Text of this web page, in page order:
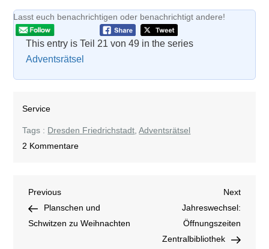
Lasst euch benachrichtigen oder benachrichtigt andere!
This entry is Teil 21 von 49 in the series
Adventsrätsel
Service
Tags : Dresden Friedrichstadt,Adventsrätsel
2 Kommentarezu
Beitragsnavigation
Previous
Post
Previous
Planschen und
Schwitzen zu Weihnachten
Next
Post
Next
Jahreswechsel:
Öffnungszeiten
Zentralbibliothek